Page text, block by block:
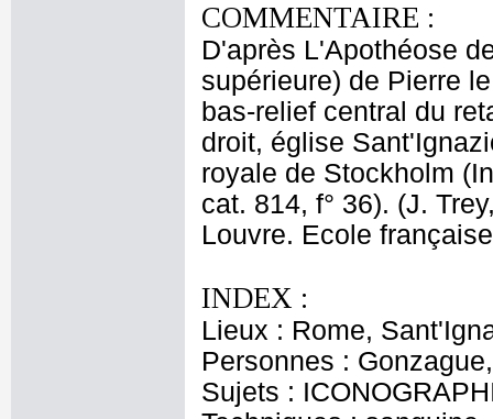
COMMENTAIRE :
D'après L'Apothéose
supérieure) de Pierre
bas-relief central du
droit, église
royale de Stockholm
cat. 814, f° 36). (J.
Louvre. Ecole
INDEX :
Lieux : Rome,
Personnes :
Sujets :